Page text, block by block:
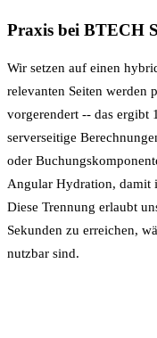
Praxis bei BTECH
Wir setzen auf einen
relevanten Seiten werden
vorgerendert -- das ergibt
serverseitige
oder
Angular Hydration, damit
Diese Trennung erlaubt
Sekunden zu erreichen,
nutzbar sind.